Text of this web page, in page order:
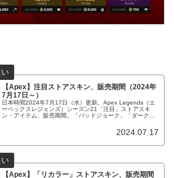
【Apex】注目ストアスキン、販売期間（2024年
7月17日～）
日本時間2024年7月17日（水）更新。Apex Legends（エ
ーペックスレジェンズ）シーズン21「注目」ストアスキ
ン・アイテム、販売期間。「バッドジョーク」「ダークウ
2024.07.17
【Apex】「リカラー」ストアスキン、販売期間